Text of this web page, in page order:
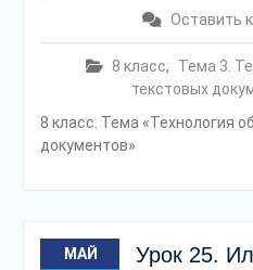
Оставить
8 класс,
Тема 3.
текстовых
8 класс. Тема «Технология
документов»
МАЙ Урок 25.